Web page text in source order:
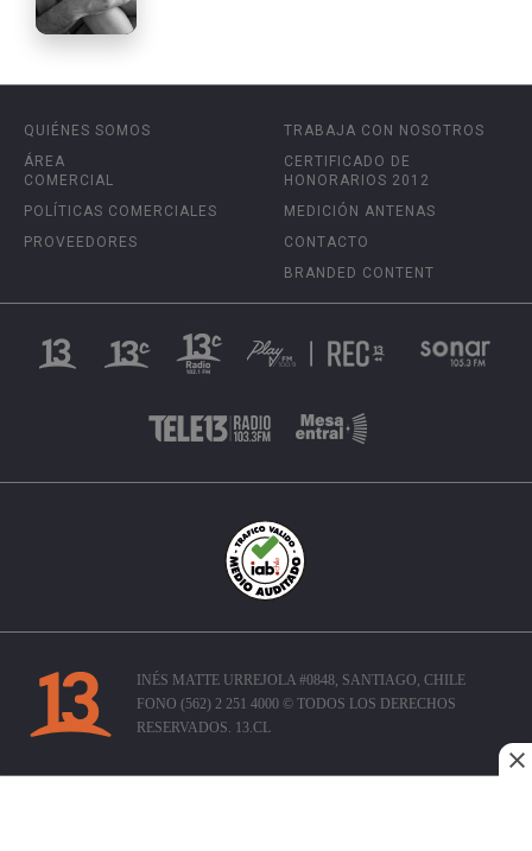
QUIÉNES SOMOS
ÁREA
COMERCIAL
POLÍTICAS COMERCIALES
PROVEEDORES
TRABAJA CON NOSOTROS
CERTIFICADO DE
HONORARIOS 2012
MEDICIÓN ANTENAS
CONTACTO
BRANDED CONTENT
INÉS MATTE URREJOLA #0848, SANTIAGO, CHILE
FONO (562) 2 251 4000 © TODOS LOS DERECHOS
RESERVADOS. 13.CL